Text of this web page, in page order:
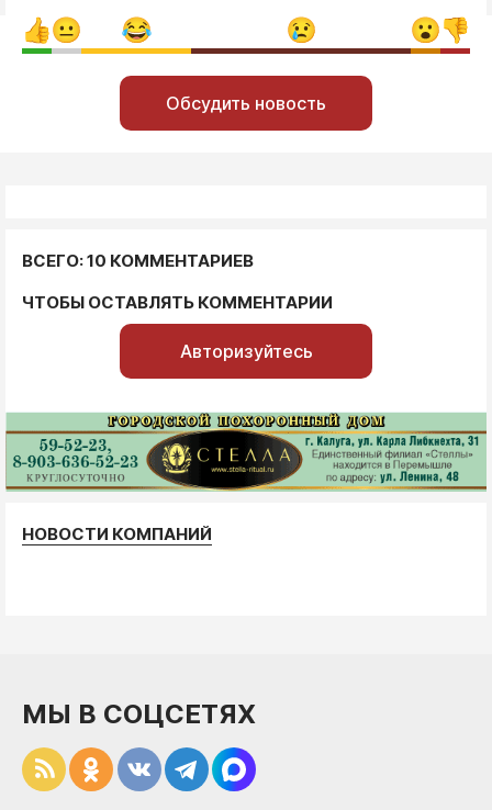
Обсудить новость
ВСЕГО: 10 КОММЕНТАРИЕВ
ЧТОБЫ ОСТАВЛЯТЬ КОММЕНТАРИИ
Авторизуйтесь
НОВОСТИ КОМПАНИЙ
МЫ В СОЦСЕТЯХ